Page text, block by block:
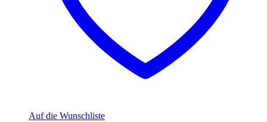
Auf die Wunschliste